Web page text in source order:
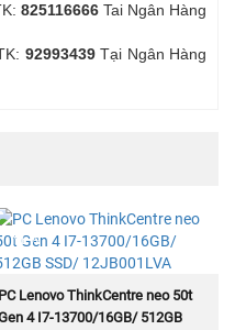
825116666 Tai Ngân Hàng
92993439Tại Ngân Hàng
NEW
MUA NGAY
PC Lenovo ThinkCentre neo 50t
4 I7-13700/16GB/ 512GB